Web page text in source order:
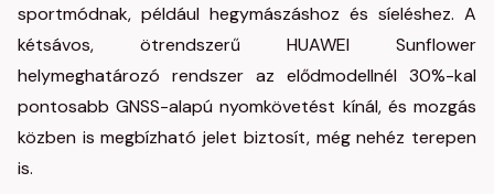
sportmódnak, például hegymászáshoz és síeléshez. A
kétsávos, ötrendszerű HUAWEI Sunflower
helymeghatározó rendszer az elődmodellnél 30%-kal
pontosabb GNSS-alapú nyomkövetést kínál, és mozgás
közben is megbízható jelet biztosít, még nehéz terepen
is.